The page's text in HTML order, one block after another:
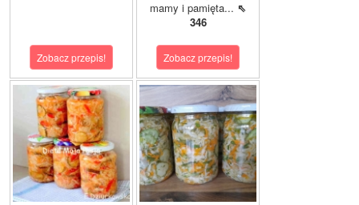
Zobacz przepis!
mamy i pamięta... ⇖
346
Zobacz przepis!